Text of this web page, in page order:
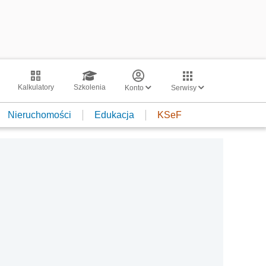
Kalkulatory Szkolenia Konto Serwisy
Nieruchomości Edukacja KSeF